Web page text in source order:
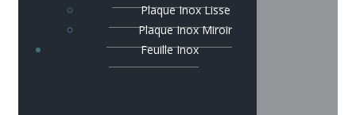
Plaque Inox Lisse
Plaque Inox Miroir
Feuille Inox